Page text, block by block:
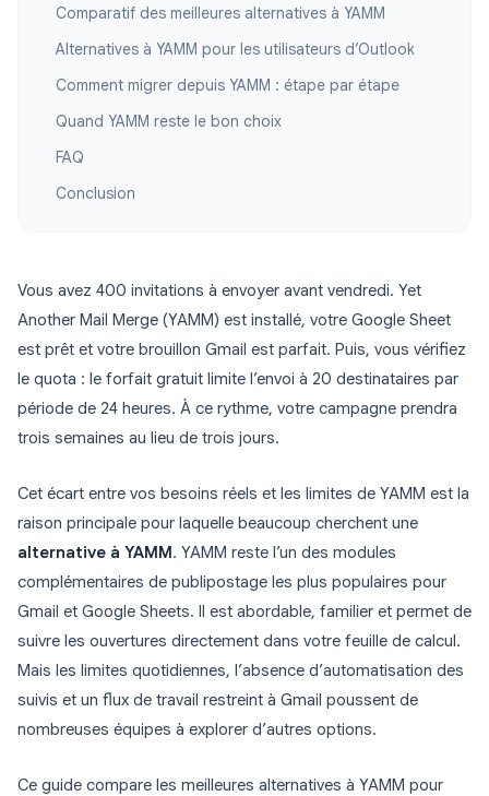
Comparatif des meilleures alternatives à YAMM
Alternatives à YAMM pour les utilisateurs d’Outlook
Comment migrer depuis YAMM : étape par étape
Quand YAMM reste le bon choix
FAQ
Conclusion
Vous avez 400 invitations à envoyer avant vendredi. Yet
Another Mail Merge (YAMM) est installé, votre Google Sheet
est prêt et votre brouillon Gmail est parfait. Puis, vous vérifiez
le quota : le forfait gratuit limite l’envoi à 20 destinataires par
période de 24 heures. À ce rythme, votre campagne prendra
trois semaines au lieu de trois jours.
Cet écart entre vos besoins réels et les limites de YAMM est la
raison principale pour laquelle beaucoup cherchent une
alternative à YAMM. YAMM reste l’un des modules
complémentaires de publipostage les plus populaires pour
Gmail et Google Sheets. Il est abordable, familier et permet de
suivre les ouvertures directement dans votre feuille de calcul.
Mais les limites quotidiennes, l’absence d’automatisation des
suivis et un flux de travail restreint à Gmail poussent de
nombreuses équipes à explorer d’autres options.
Ce guide compare les meilleures alternatives à YAMM pour